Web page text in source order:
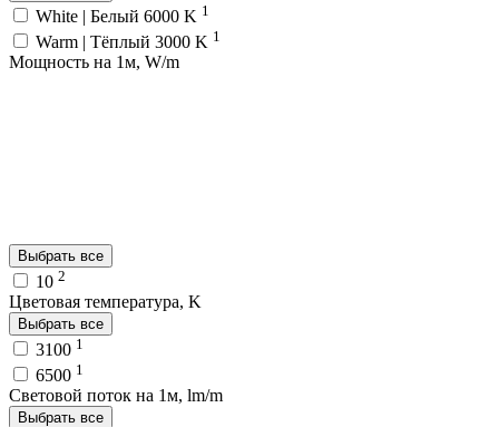
White | Белый 6000 K 1
Warm | Тёплый 3000 K 1
Мощность на 1м, W/m
Выбрать все
10 2
Цветовая температура, K
Выбрать все
3100 1
6500 1
Световой поток на 1м, lm/m
Выбрать все